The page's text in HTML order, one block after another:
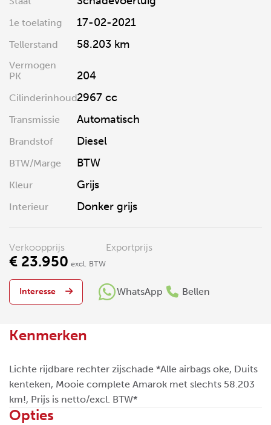
1e toelating 17-02-2021
Tellerstand 58.203 km
Vermogen
PK
204
Cilinderinhoud2967 cc
Transmissie Automatisch
Brandstof Diesel
BTW/Marge BTW
Kleur Grijs
Interieur Donker grijs
Verkoopprijs
€ 23.950 excl. BTW
Exportprijs
Interesse WhatsApp Bellen
Kenmerken
Lichte rijdbare rechter zijschade *Alle airbags oke, Duits
kenteken, Mooie complete Amarok met slechts 58.203
km!, Prijs is netto/excl. BTW*
Opties